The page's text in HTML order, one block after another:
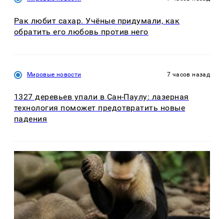
Рак любит сахар. Учёные придумали, как
обратить его любовь против него
Мировые новости 7 часов назад
1327 деревьев упали в Сан-Паулу: лазерная
технология поможет предотвратить новые
падения